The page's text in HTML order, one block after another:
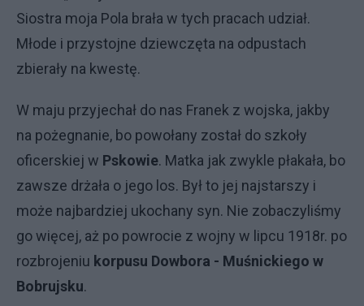
Siostra moja Pola brała w tych pracach udział.
Młode i przystojne dziewczęta na odpustach
zbierały na kwestę.
W maju przyjechał do nas Franek z wojska, jakby
na pożegnanie, bo powołany został do szkoły
oficerskiej w Pskowie. Matka jak zwykle płakała, bo
zawsze drżała o jego los. Był to jej najstarszy i
może najbardziej ukochany syn. Nie zobaczyliśmy
go więcej, aż po powrocie z wojny w lipcu 1918r. po
rozbrojeniu korpusu Dowbora - Muśnickiego w
Bobrujsku.